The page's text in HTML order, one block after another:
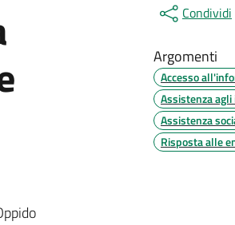
Condividi
Argomenti
Accesso
Assistenza
Assistenza
Risposta alle